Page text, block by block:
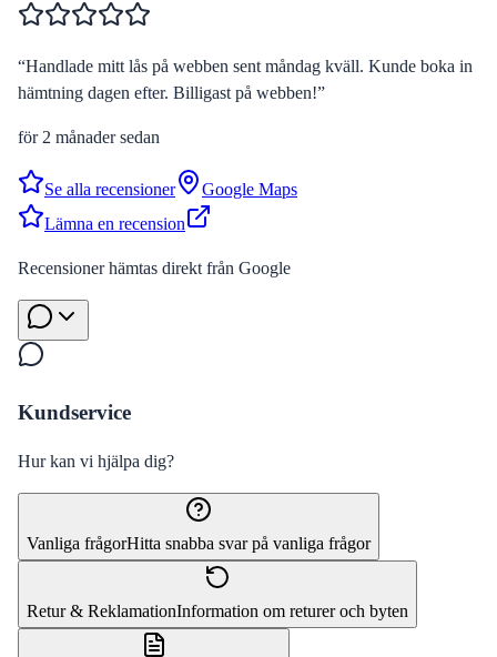
“Handlade mitt lås på webben sent måndag kväll. Kunde boka in
hämtning dagen efter. Billigast på webben!”
för 2 månader sedan
Se alla recensioner
Google Maps
Lämna en recension
Recensioner hämtas direkt från Google
Kundservice
Hur kan vi hjälpa dig?
Vanliga frågorHitta snabba svar på vanliga frågor
Retur & ReklamationInformation om returer och byten